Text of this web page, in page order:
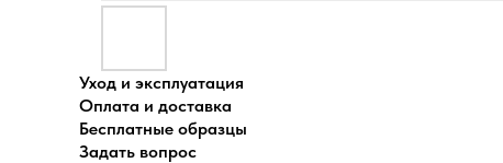
Уход и эксплуатация
Оплата и доставка
Бесплатные образцы
Задать вопрос